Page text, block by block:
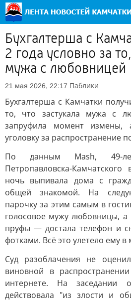
Бухгалтерша с
2 года условно за
мужа с любовницей
21 мая 2026, 22:17 Паблики
Бухгалтерша с Камчатки
то, что застукала мужа с
запруфила момент измены,
уголовку за распространение
По данным Mash, 49-
Петропавловска-
ночь выпивала дома с
общей знакомой. На
парочку за этим самым в
голосовое мужу любовницы, а
пруфы — достала телефон и
фотками. Всё это улетело ему в
Суд разоблачения не
виновной в
интернете. На заседании
действовала "из злости и